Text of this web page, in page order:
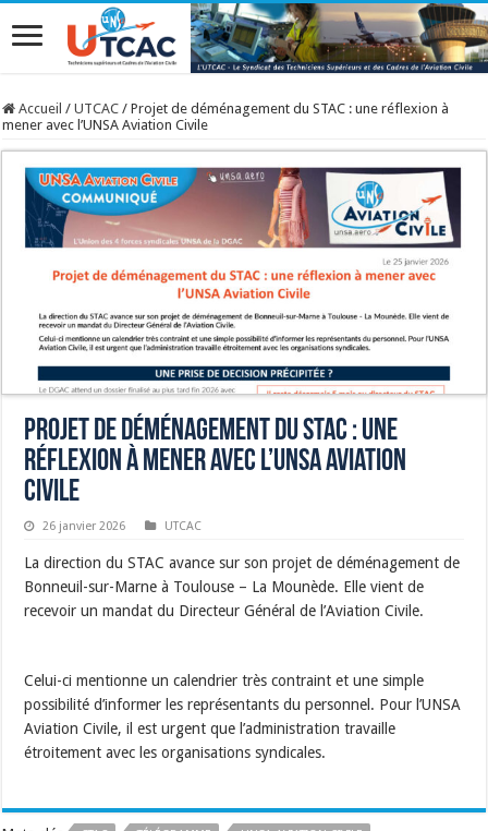
Accueil / UTCAC / Projet de déménagement du STAC : une réflexion à
mener avec l’UNSA Aviation Civile
Projet de déménagement du STAC : une
réflexion à mener avec l’UNSA Aviation
Civile
26 janvier 2026 UTCAC
La direction du STAC avance sur son projet de déménagement de
Bonneuil-sur-Marne à Toulouse – La Mounède. Elle vient de
recevoir un mandat du Directeur Général de l’Aviation Civile.
Celui-ci mentionne un calendrier très contraint et une simple
possibilité d’informer les représentants du personnel. Pour l’UNSA
Aviation Civile, il est urgent que l’administration travaille
étroitement avec les organisations syndicales.